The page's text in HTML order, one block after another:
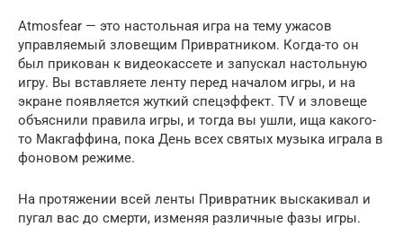
Atmosfear — это настольная игра на тему ужасов
управляемый зловещим Привратником. Когда-то он
был прикован к видеокассете и запускал настольную
игру. Вы вставляете ленту перед началом игры, и на
экране появляется жуткий спецэффект. TV и зловеще
объяснили правила игры, и тогда вы ушли, ища какого-
то Макгаффина, пока День всех святых музыка играла в
фоновом режиме.
На протяжении всей ленты Привратник выскакивал и
пугал вас до смерти, изменяя различные фазы игры.